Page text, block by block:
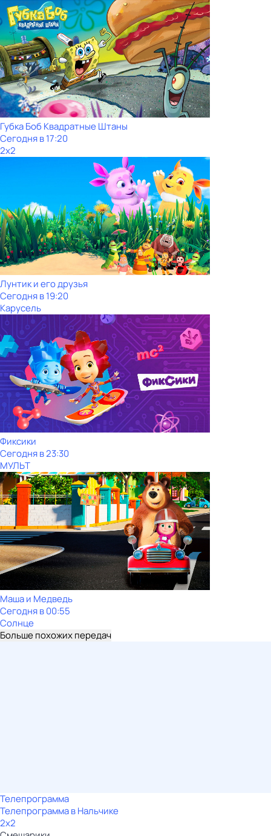
Губка Боб Квадратные Штаны
Сегодня в 17:20
2x2
Лунтик и его друзья
Сегодня в 19:20
Карусель
Фиксики
Сегодня в 23:30
МУЛЬТ
Маша и Медведь
Сегодня в 00:55
Солнце
Больше похожих передач
Телепрограмма
Телепрограмма в Нальчике
2x2